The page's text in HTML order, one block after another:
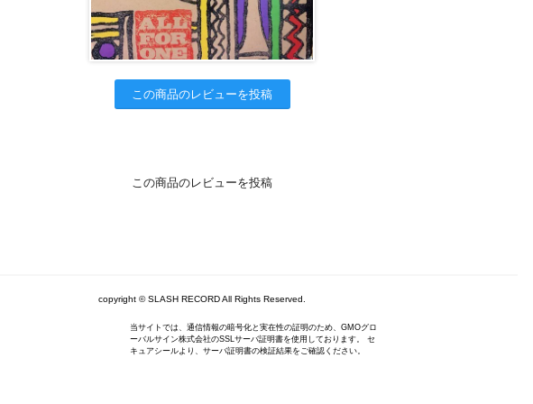
この商品のレビューを投稿
この商品のレビューを投稿
copyright © SLASH RECORD All Rights Reserved.
当サイトでは、通信情報の暗号化と実在性の証明のため、GMOグロ
ーバルサイン株式会社のSSLサーバ証明書を使用しております。 セ
キュアシールより、サーバ証明書の検証結果をご確認ください。